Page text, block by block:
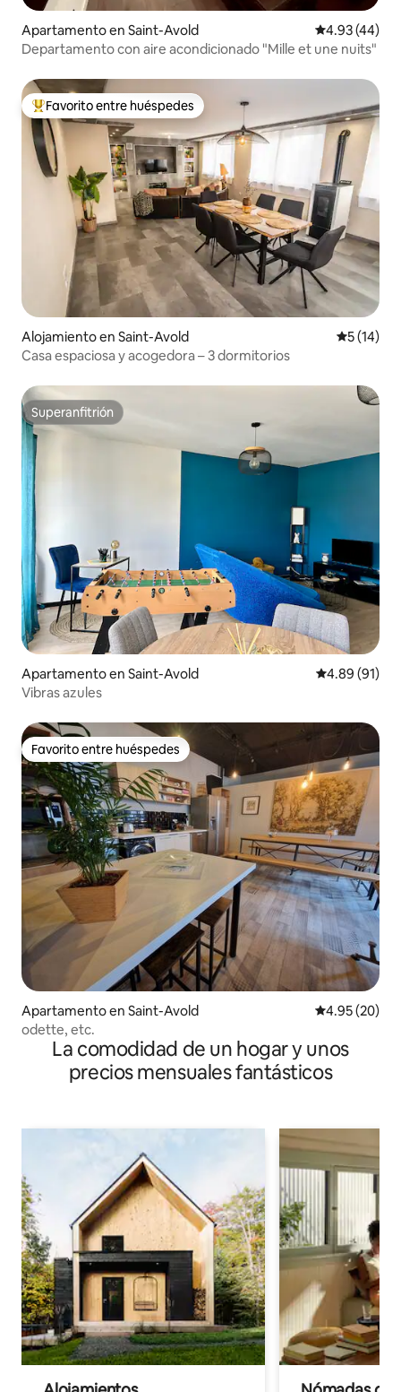
Apartamento en Saint-Avold Calificación
4.93 (44)
Departamento con aire acondicionado "Mille et une nuits"
Favorito entre huéspedes preferido
Favorito entre huéspedes
Alojamiento en Saint-Avold
5 (14)
Casa espaciosa y acogedora – 3 dormitorios
Superanfitrión
Superanfitrión
Apartamento en Saint-Avold Calificación
4.89 (91)
Vibras azules
Favorito entre huéspedes
Favorito entre huéspedes
Apartamento en Saint-Avold Calificación
4.95 (20)
odette, etc.
La comodidad de un hogar y unos
precios mensuales fantásticos